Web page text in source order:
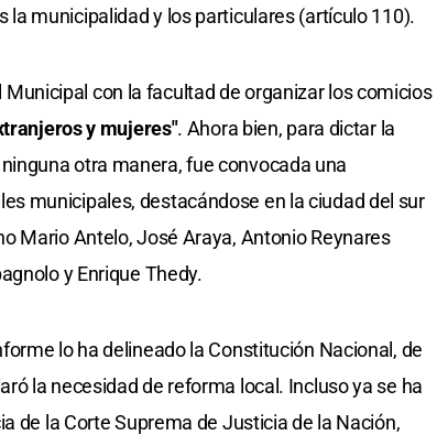
municipalidad y los particulares (artículo 110).
con la facultad de organizar los comicios
y mujeres". Ahora bien, para dictar la
otra manera, fue convocada una
municipales, destacándose en la ciudad del sur
Mario Antelo, José Araya, Antonio Reynares
y Enrique Thedy.
lo ha delineado la Constitución Nacional, de
la necesidad de reforma local. Incluso ya se ha
de la Corte Suprema de Justicia de la Nación,